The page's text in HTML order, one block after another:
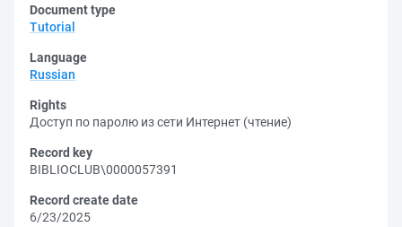
Document type
Tutorial
Language
Russian
Rights
Доступ по паролю из сети Интернет (чтение)
Record key
BIBLIOCLUB\0000057391
Record create date
6/23/2025